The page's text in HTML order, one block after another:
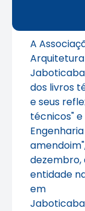
A
Arquitetura
dos livros
e seus
técnicos"
dezembro,
entidade
em